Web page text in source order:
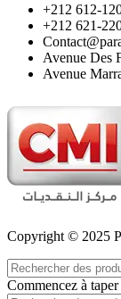
‪+212 612-
‪+212 621-
Avenue Des
Avenue
Copyright © 2025
Commencez à